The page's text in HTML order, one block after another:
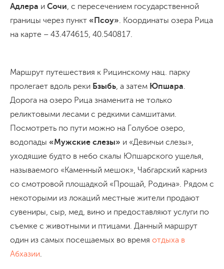
Адлера и Сочи, с пересечением государственной
границы через пункт «Псоу». Координаты озера Рица
на карте – 43.474615, 40.540817.
Маршрут путешествия к Рицинскому нац. парку
пролегает вдоль реки Бзыбь, а затем Юпшара.
Дорога на озеро Рица знаменита не только
реликтовыми лесами с редкими самшитами.
Посмотреть по пути можно на Голубое озеро,
водопады «Мужские слезы» и «Девичьи слезы»,
уходящие будто в небо скалы Юпшарского ущелья,
называемого «Каменный мешок», Чабгарский карниз
со смотровой площадкой «Прощай, Родина». Рядом с
некоторыми из локаций местные жители продают
сувениры, сыр, мед, вино и предоставляют услуги по
съемке с животными и птицами. Данный маршрут
один из самых посещаемых во время отдыха в
Абхазии.